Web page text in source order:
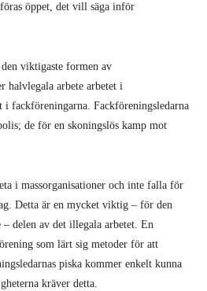
öppet, det vill säga inför
viktigaste formen av
halvlegala arbete arbetet i
i fackföreningarna. Fackföreningsledarna
de för en skoningslös kamp mot
i massorganisationer och inte falla för
Detta är en mycket viktig – för den
delen av det illegala arbetet. En
som lärt sig metoder för att
piska kommer enkelt kunna
kräver detta.